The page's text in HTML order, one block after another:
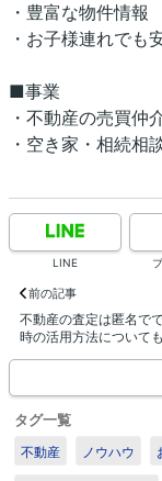
・豊富な物件情報
・お子様連れでも
■事業
・不動産の売買仲
・空き家・相続相
LINE
前の記事
不動産の査定は匿名で
時の活用方法について
タグ一覧
不動産 ノウハウ